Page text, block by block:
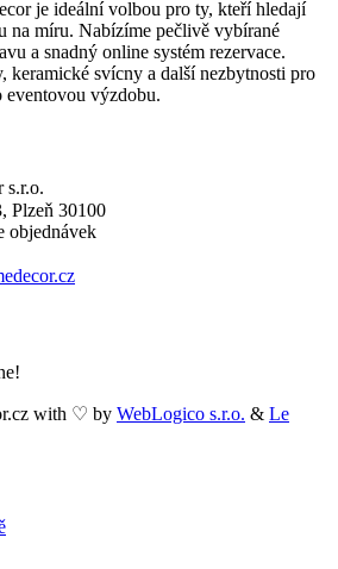
je ideální volbou pro ty, kteří hledají
na míru. Nabízíme pečlivě vybírané
a snadný online systém rezervace.
keramické svícny a další nezbytnosti pro
eventovou výzdobu.
s.r.o.
Plzeň 30100
objednávek
with ♡ by WebLogico s.r.o. & Le